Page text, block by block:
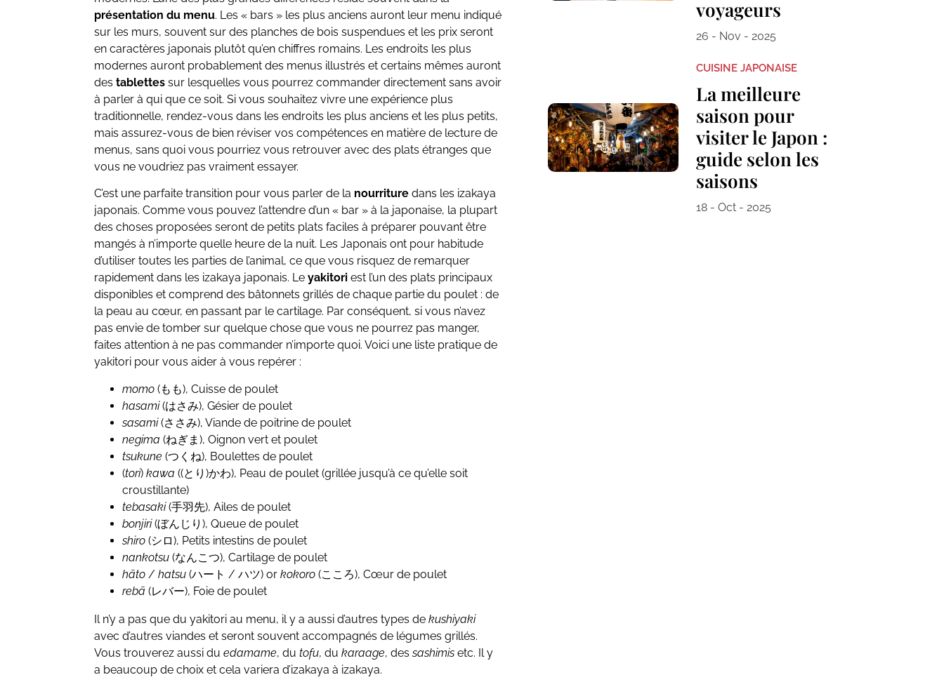
présentation du menu. Les « bars » les plus anciens auront leur menu indiqué
sur les murs, souvent sur des planches de bois suspendues et les prix seront
en caractères japonais plutôt qu’en chiffres romains. Les endroits les plus
modernes auront probablement des menus illustrés et certains mêmes auront
destablettes sur lesquelles vous pourrez commander directement sans avoir
à parler à qui que ce soit. Si vous souhaitez vivre une expérience plus
traditionnelle, rendez-vous dans les endroits les plus anciens et les plus petits,
mais assurez-vous de bien réviser vos compétences en matière de lecture de
menus, sans quoi vous pourriez vous retrouver avec des plats étranges que
vous ne voudriez pas vraiment essayer.
C’est une parfaite transition pour vous parler de la nourriture dans les izakaya
japonais. Comme vous pouvez l’attendre d’un « bar » à la japonaise, la plupart
des choses proposées seront de petits plats faciles à préparer pouvant être
mangés à n’importe quelle heure de la nuit. Les Japonais ont pour habitude
d’utiliser toutes les parties de l’animal, ce que vous risquez de remarquer
rapidement dans les izakaya japonais. Leyakitori est l’un des plats principaux
disponibles et comprend des bâtonnets grillés de chaque partie du poulet : de
la peau au cœur, en passant par le cartilage. Par conséquent, si vous n’avez
pas envie de tomber sur quelque chose que vous ne pourrez pas manger,
faites attention à ne pas commander n’importe quoi. Voici une liste pratique de
yakitori pour vous aider à vous repérer :
momo (もも), Cuisse de poulet
hasami(はさみ), Gésier de poulet
sasami(ささみ), Viande de poitrine de poulet
negima (ねぎま), Oignon vert et poulet
tsukune (つくね), Boulettes de poulet
(tori)kawa ((とり)かわ), Peau de poulet (grillée jusqu’à ce qu’elle soit
croustillante)
tebasaki(手羽先), Ailes de poulet
bonjiri(ぼんじり), Queue de poulet
shiro (シロ), Petits intestins de poulet
nankotsu (なんこつ), Cartilage de poulet
hāto /hatsu (ハート / ハツ) orkokoro (こころ), Cœur de poulet
rebā (レバー), Foie de poulet
Il n’y a pas que du yakitori au menu, il y a aussi d’autres types dekushiyaki
avec d’autres viandes et seront souvent accompagnés de légumes grillés.
Vous trouverez aussi duedamame, dutofu, dukaraage, dessashimis etc. Il y
a beaucoup de choix et cela variera d’izakaya à izakaya.
voyageurs
26 - Nov - 2025
CUISINE JAPONAISE
La meilleure
saison pour
visiter le Japon :
guide selon les
saisons
18 - Oct - 2025